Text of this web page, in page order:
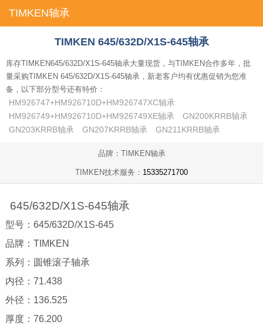
TIMKEN轴承
首页
TIMKEN 645/632D/X1S-645轴承
库存TIMKEN645/632D/X1S-645轴承大量现货，与TIMKEN合作多年，批
量采购TIMKEN 645/632D/X1S-645轴承，新老客户均有优惠促销为您准
备，以下部分型号还有特价：
HM926747+HM926710D+HM926747XC轴承
HM926749+HM926710D+HM926749XE轴承
GN200KRRB轴承
GN203KRRB轴承
GN207KRRB轴承 GN211KRRB轴承
品牌：TIMKEN轴承
TIMKEN技术服务： 15335271700
645/632D/X1S-645轴承
型号：645/632D/X1S-645
品牌：TIMKEN
系列：圆锥滚子轴承
内径：71.438
外径：136.525
厚度：76.200